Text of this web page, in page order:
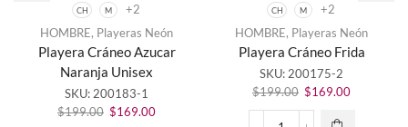
CH M
+2
HOMBRE, Playeras Neón
Playera Cráneo Azucar
Naranja Unisex
SKU:200183-1
$199.00 El
$169.00El
producto
tiene
múltiples
variantes.
CH M
+2
HOMBRE, Playeras Neón
Playera Cráneo Frida
SKU:200175-2
$199.00 El
precio
$169.00El
Este
producto
tiene
múltiples
variantes.
Las